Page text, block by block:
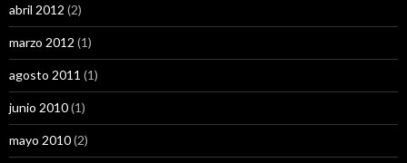
abril 2012 (2)
marzo 2012 (1)
agosto 2011 (1)
junio 2010(1)
mayo 2010(2)